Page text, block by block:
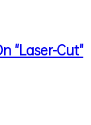
"Laser-Cut"